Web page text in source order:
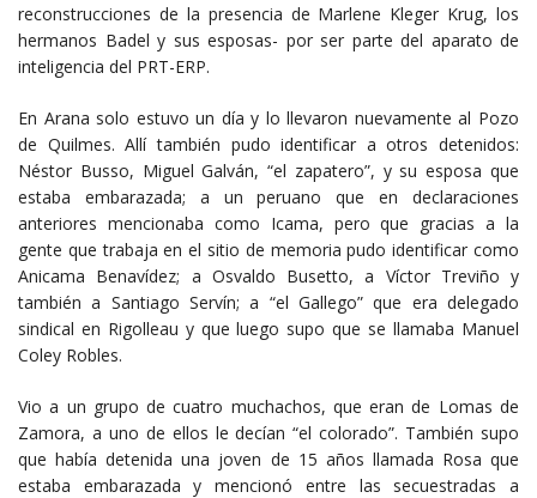
reconstrucciones de la presencia de Marlene Kleger Krug, los
hermanos Badel y sus esposas- por ser parte del aparato de
inteligencia del PRT-ERP.
En Arana solo estuvo un día y lo llevaron nuevamente al Pozo
de Quilmes. Allí también pudo identificar a otros detenidos:
Néstor Busso, Miguel Galván, “el zapatero”, y su esposa que
estaba embarazada; a un peruano que en declaraciones
anteriores mencionaba como Icama, pero que gracias a la
gente que trabaja en el sitio de memoria pudo identificar como
Anicama Benavídez; a Osvaldo Busetto, a Víctor Treviño y
también a Santiago Servín; a “el Gallego” que era delegado
sindical en Rigolleau y que luego supo que se llamaba Manuel
Coley Robles.
Vio a un grupo de cuatro muchachos, que eran de Lomas de
Zamora, a uno de ellos le decían “el colorado”. También supo
que había detenida una joven de 15 años llamada Rosa que
estaba embarazada y mencionó entre las secuestradas a